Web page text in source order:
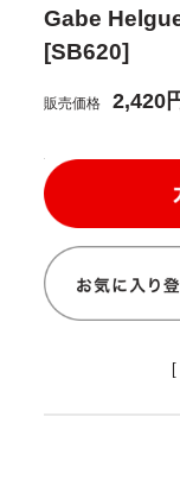
Gabe
[SB620]
販売価格 2,420
[